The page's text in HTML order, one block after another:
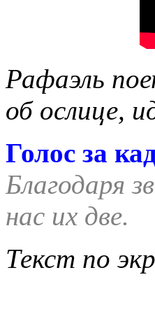
Рафаэль
об ослице,
Голос за
Благодаря
нас их две.
Текст по